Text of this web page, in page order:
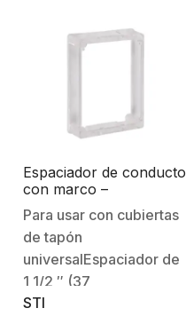
resistenciaDimensiones:
102 x 138 x 64 mm
Espaciador de conducto
con marco –
Transparente para la
serie Stopper
Para usar con cubiertas
de tapón
universalEspaciador de
1 1/2 ″ (37
mm)Convierte una
STI